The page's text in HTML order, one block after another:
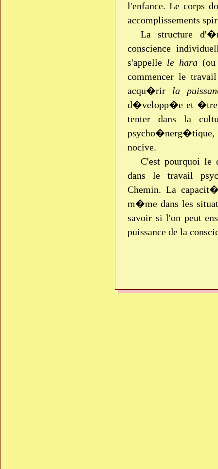
l'enfance. Le corps
accomplissements
La structure
conscience
s'appelle le hara(ou
commencer le
acqu�rir la
d�velopp�e et �tre
tenter dans la
psycho�nerg�tique,
nocive.
C'est pourquoi
dans le travail
Chemin. La
m�me dans les
savoir si l'on peut
puissance de la